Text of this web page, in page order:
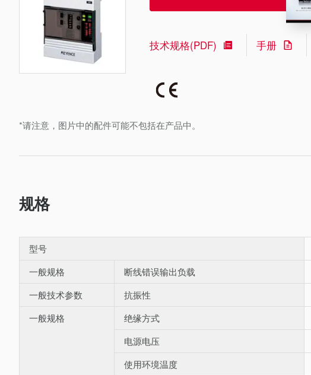
*请注意，图片中的配件可能不包括在产品中。
技术规格(PDF) 手册
规格
型号
一般规格
断线错误输出负载
一般技术参数
抗振性
一般规格
绝缘方式
电源电压
使用环境温度